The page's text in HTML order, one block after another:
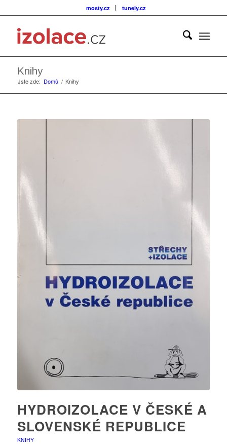
mosty.cz tunely.cz
Knihy
Jste zde: Domů / Knihy
HYDROIZOLACE V ČESKÉ A
SLOVENSKÉ REPUBLICE
KNIHY